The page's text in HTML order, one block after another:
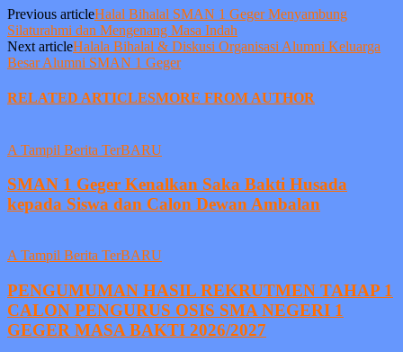
Previous articleHalal Bihalal SMAN 1 Geger Menyambung
Silaturahmi dan Mengenang Masa Indah
Next articleHalala Bihalal & Diskusi Organisasi Alumni Keluarga
Besar Alumni SMAN 1 Geger
RELATED ARTICLESMORE FROM AUTHOR
A Tampil Berita TerBARU
SMAN 1 Geger Kenalkan Saka Bakti Husada
kepada Siswa dan Calon Dewan Ambalan
A Tampil Berita TerBARU
PENGUMUMAN HASIL REKRUTMEN TAHAP 1
CALON PENGURUS OSIS SMA NEGERI 1
GEGER MASA BAKTI 2026/2027